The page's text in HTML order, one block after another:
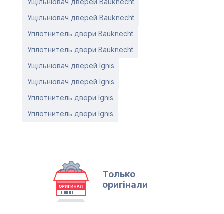
Ущільнювач дверей Bauknecht
Ущільнювач дверей Bauknecht
Уплотнитель двери Bauknecht
Уплотнитель двери Bauknecht
Ущільнювач дверей Ignis
Ущільнювач дверей Ignis
Уплотнитель двери Ignis
Уплотнитель двери Ignis
Только
оригінали